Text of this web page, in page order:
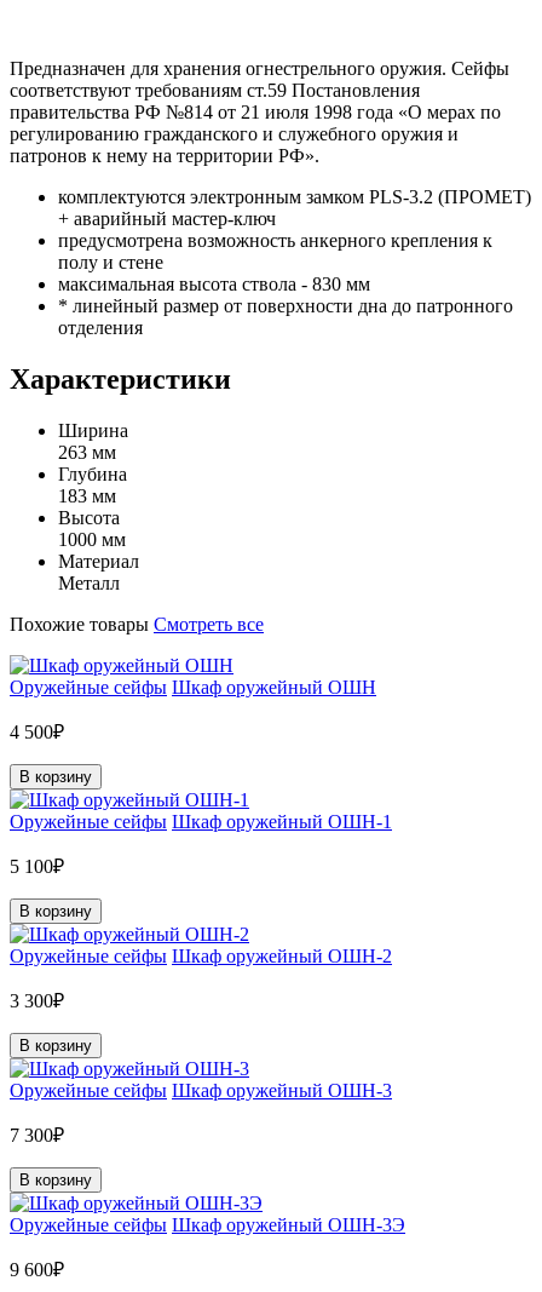
Предназначен для хранения огнестрельного оружия. Сейфы
соответствуют требованиям ст.59 Постановления
правительства РФ №814 от 21 июля 1998 года «О мерах по
регулированию гражданского и служебного оружия и
патронов к нему на территории РФ».
комплектуются электронным замком PLS-3.2 (ПРОМЕТ)
+ аварийный мастер-ключ
предусмотрена возможность анкерного крепления к
полу и стене
максимальная высота ствола - 830 мм
* линейный размер от поверхности дна до патронного
отделения
Характеристики
Ширина
263 мм
Глубина
183 мм
Высота
1000 мм
Материал
Металл
Похожие товары Смотреть все
Оружейные сейфы Шкаф оружейный ОШН
4 500₽
В корзину
Оружейные сейфы Шкаф оружейный ОШН-1
5 100₽
В корзину
Оружейные сейфы Шкаф оружейный ОШН-2
3 300₽
В корзину
Оружейные сейфы Шкаф оружейный ОШН-3
7 300₽
В корзину
Оружейные сейфы Шкаф оружейный ОШН-3Э
9 600₽